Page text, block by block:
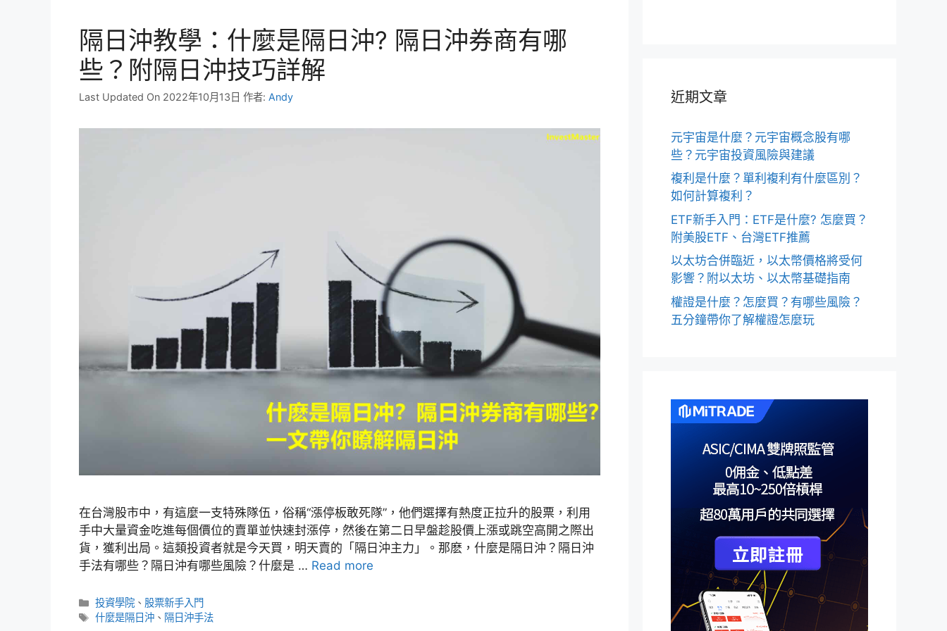
隔日沖教學：什麼是隔日沖? 隔日沖券商有哪
些？附隔日沖技巧詳解
Last Updated On 2022年10月13日 作者: Andy
在台灣股市中，有這麼一支特殊隊伍，俗稱“漲停板敢死隊”，他們選擇有熱度正拉升的股票，利用
手中大量資金吃進每個價位的賣單並快速封漲停，然後在第二日早盤趁股價上漲或跳空高開之際出
貨，獲利出局。這類投資者就是今天買，明天賣的「隔日沖主力」。那麽，什麼是隔日沖？隔日沖
手法有哪些？隔日沖有哪些風險？什麼是 … Read more
分
類
投資學院 、 股票新手入門
標
什麼是隔日沖 、 隔日沖手法
近期文章
元宇宙是什麼？元宇宙概念股有哪
些？元宇宙投資風險與建議
複利是什麼？單利複利有什麼區別？
如何計算複利？
ETF新手入門：ETF是什麼? 怎麼買？
附美股ETF、台灣ETF推薦
以太坊合併臨近，以太幣價格將受何
影響？附以太坊、以太幣基礎指南
權證是什麼？怎麼買？有哪些風險？
五分鐘帶你了解權證怎麼玩